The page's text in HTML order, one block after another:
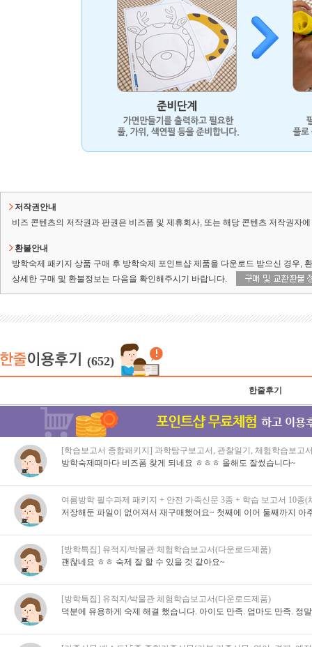
저작권안내
비즈 콘텐츠의 저작권과 판권은 비즈폼 및 제휴회사, 또는 해당 콘텐츠 저작권자
환불안내
방학숙제 패키지 상품 구매 후 방학숙제 포인트샵 제품을 다운로드 받으신 경우,
상세한 구매 및 환불정보는 다음을 확인해주시기 바랍니다.
(652)
한줄후기
[학습보고서 종합패키지] 과학탐구보고서, 관찰일기, 체험학습보고
방학숙제때마다 비즈폼 찾게 되네요 ㅎㅎㅎ 올해도 잘썼습니다~
여름방학 필수과제 패키지 + 안전 가족신문 3종 + 학습 보고서 10종
저장해둔 파일이 없어져서 재구매했어요~ 첫째에 이어 둘째까지 아
[방학특집] 유적지/박물관 체험학습보고서(다운로드제품)
괜찮네요 ㅎㅎ 숙제 잘 할 수 있을 것 같아요~
[방학특집] 유적지/박물관 체험학습보고서(다운로드제품)
덕분에 유용하게 숙제 해결 했습니다. 아이도 만족. 엄마도 만족. 정